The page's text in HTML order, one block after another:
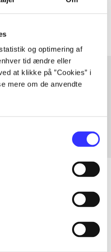
og optimering af
tid ændre eller
at klikke på ”Cookies” i
mere om de anvendte